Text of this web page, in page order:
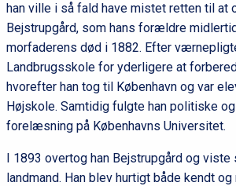
han ville i så fald have mistet retten til at
Bejstrupgård, som hans forældre
morfaderens død i 1882. Efter
Landbrugsskole for yderligere at
hvorefter han tog til København og var
Højskole. Samtidig fulgte han politiske
forelæsning på Københavns Universitet.
I 1893 overtog han Bejstrupgård og
landmand. Han blev hurtigt både kendt